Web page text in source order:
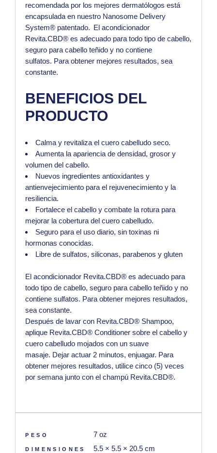
recomendada por los mejores dermatólogos está
encapsulada en nuestro Nanosome Delivery
System® patentado. El acondicionador
Revita.CBD® es adecuado para todo tipo de cabello,
seguro para cabello teñido y no contiene
sulfatos. Para obtener mejores resultados, sea
constante.
BENEFICIOS DEL
PRODUCTO
Calma y revitaliza el cuero cabelludo seco.
Aumenta la apariencia de densidad, grosor y
volumen del cabello.
Nuevos ingredientes antioxidantes y
antienvejecimiento para el rejuvenecimiento y la
resiliencia.
Fortalece el cabello y combate la rotura para
mejorar la cobertura del cuero cabelludo.
Seguro para el uso diario, sin toxinas ni
hormonas conocidas.
Libre de sulfatos, siliconas, parabenos y gluten
El acondicionador Revita.CBD® es adecuado para
todo tipo de cabello, seguro para cabello teñido y no
contiene sulfatos. Para obtener mejores resultados,
sea constante.
Después de lavar con Revita.CBD® Shampoo,
aplique Revita.CBD® Conditioner sobre el cabello y
cuero cabelludo mojados con un suave
masaje. Dejar actuar 2 minutos, enjuagar. Para
obtener mejores resultados, utilice cinco (5) veces
por semana junto con el champú Revita.CBD®.
PESO 7 oz
DIMENSIONES 5.5 × 5.5 × 20.5 cm